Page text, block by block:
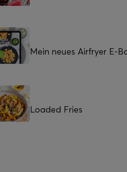
Mein neues Airfryer E-
Loaded Fries